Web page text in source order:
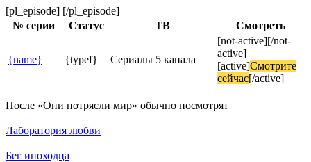
[pl_episode] [/pl_episode]
№ се­рии
Ста­тус ТВ Смот­реть
{name} {typef} Сериалы 5 канала
[not-active][/not-
active]
[active]Смот­ри­те
сей­час[/active]
По­сле «Они потрясли мир» обыч­но по­смот­рят
Лаборатория любви
Бег иноходца